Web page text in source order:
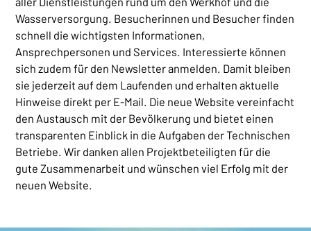
Wasserversorgung. Besucherinnen und Besucher finden
schnell die wichtigsten Informationen,
Ansprechpersonen und Services. Interessierte können
sich zudem für den Newsletter anmelden. Damit bleiben
sie jederzeit auf dem Laufenden und erhalten aktuelle
Hinweise direkt per E-Mail. Die neue Website vereinfacht
den Austausch mit der Bevölkerung und bietet einen
transparenten Einblick in die Aufgaben der Technischen
Betriebe. Wir danken allen Projektbeteiligten für die
gute Zusammenarbeit und wünschen viel Erfolg mit der
neuen Website.